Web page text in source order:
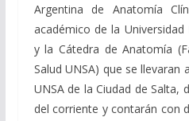
Argentina de Anatomía
académico de la Universidad
y la Cátedra de Anatomía
Salud UNSA) que se llevaran
UNSA de la Ciudad de Salta,
del corriente y contarán con